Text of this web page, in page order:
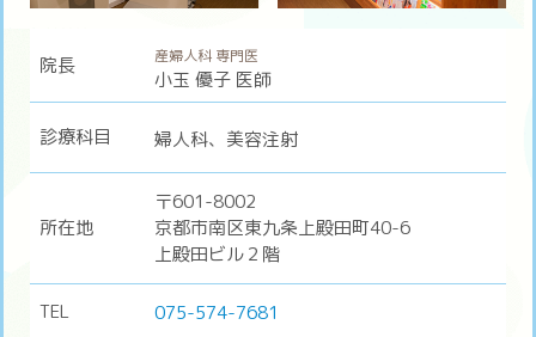
院長 産婦人科 専門医
小玉 優子 医師
診療科目 婦人科、美容注射
所在地
〒601-8002
京都市南区東九条上殿田町40-6
上殿田ビル２階
TEL 075-574-7681